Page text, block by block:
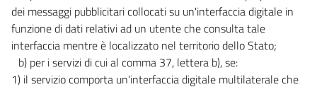
dei messaggi pubblicitari collocati su un'interfaccia digitale in
funzione di dati relativi ad un utente che consulta tale
interfaccia mentre è localizzato nel territorio dello Stato;
b) per i servizi di cui al comma 37, lettera b), se:
1) il servizio comporta un'interfaccia digitale multilaterale che